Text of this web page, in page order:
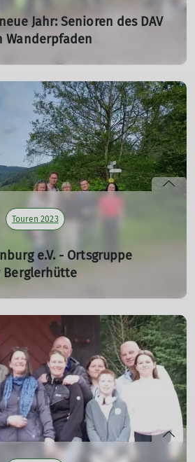
Jahr: Senioren des DAV
Wanderpfaden
Januar
Touren 2023
e.V. - Ortsgruppe
Berglerhütte